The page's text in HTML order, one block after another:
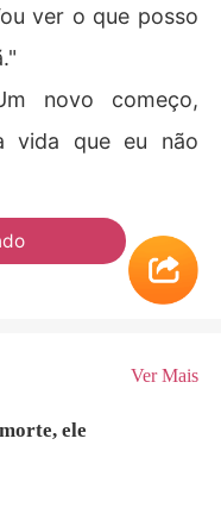
ver o que posso
novo começo,
vida que eu não
Ver Mais
ele